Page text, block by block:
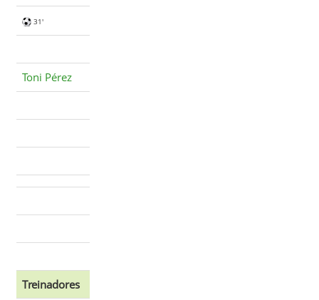
31'
Toni Pérez
Treinadores